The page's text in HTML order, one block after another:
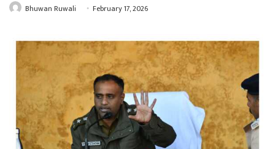
Bhuwan Ruwali February 17, 2026